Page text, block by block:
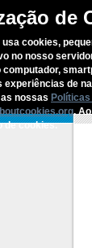
de
usa cookies,
no nosso
computador,
experiências de
nossas
.
de cookies.